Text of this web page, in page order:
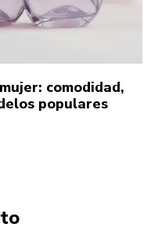
comodidad,
populares